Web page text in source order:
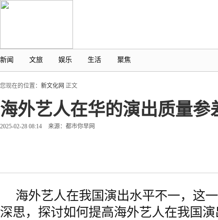
新闻 文旅 娱乐 生活 聚焦
您现在的位置： 新文化网 正文
海外艺人在华的演出质量
2025-02-28 08:14 来源：都市你早网
海外艺人在我国演出水平不一，这
深思，探讨如何提高海外艺人在我国